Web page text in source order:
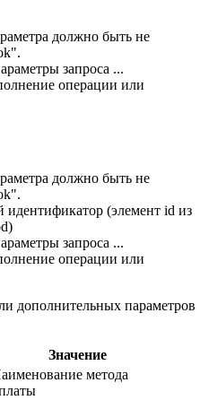
должно быть не
запроса ...
операции или
должно быть не
(элемент id из
запроса ...
операции или
дополнительных параметров
Значение
метода